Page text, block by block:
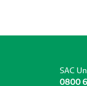
SAC
0800